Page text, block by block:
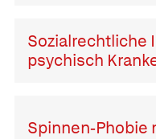
Sozialrechtliche
psychisch
Spinnen-Phobie